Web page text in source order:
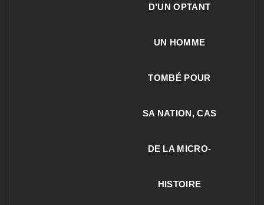
D’UN OPTANT
UN HOMME
TOMBÉ POUR
SA NATION, CAS
DE LA MICRO-
HISTOIRE